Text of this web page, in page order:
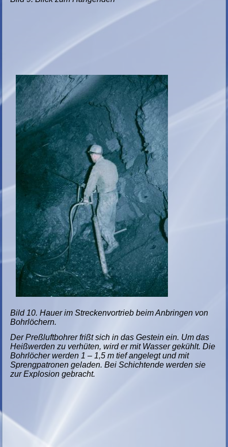
Bild 10. Hauer im Streckenvortrieb beim Anbringen von
Bohrlöchern.
Der Preßluftbohrer frißt sich in das Gestein ein. Um das
Heißwerden zu verhüten, wird er mit Wasser gekühlt. Die
Bohrlöcher werden 1 – 1,5 m tief angelegt und mit
Sprengpatronen geladen. Bei Schichtende werden sie
zur Explosion gebracht.